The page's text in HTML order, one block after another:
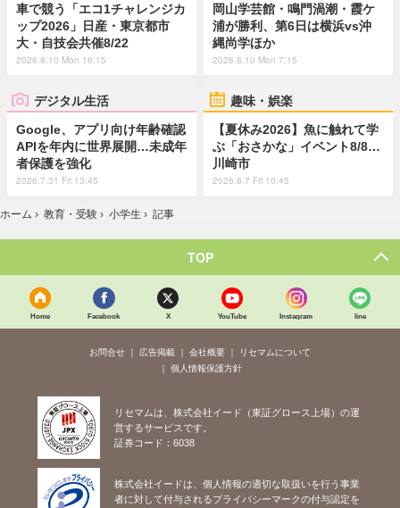
車で競う「エコ1チャレンジカ
ップ2026」日産・東京都市
大・自技会共催8/22
2026.8.10 Mon 16:15
岡山学芸館・鳴門渦潮・霞ケ
浦が勝利、第6日は横浜vs沖
縄尚学ほか
2026.8.10 Mon 7:15
デジタル生活
Google、アプリ向け年齢確認
APIを年内に世界展開…未成年
者保護を強化
2026.7.31 Fri 13:45
趣味・娯楽
【夏休み2026】魚に触れて学
ぶ「おさかな」イベント8/8…
川崎市
2026.8.7 Fri 10:45
ホーム › 教育・受験 › 小学生 › 記事
TOP
Home Facebook X YouTube Instagram line
お問合せ 広告掲載 会社概要
リセマムについて
個人情報保護方針
リセマムは、株式会社イード（東証グロース上場）の運
営するサービスです。
証券コード：6038
株式会社イードは、個人情報の適切な取扱いを行う事業
者に対して付与されるプライバシーマークの付与認定を